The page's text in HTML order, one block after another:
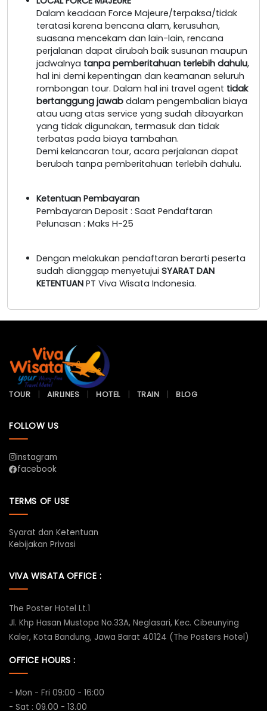
Dalam keadaan Force Majeure/terpaksa/tidak
teratasi karena bencana alam, kerusuhan,
suasana mencekam dan lain-lain, rencana
perjalanan dapat dirubah baik susunan maupun
jadwalnya tanpa pemberitahuan terlebih dahulu,
hal ini demi kepentingan dan keamanan seluruh
rombongan tour. Dalam hal ini travel agent tidak
bertanggung jawab dalam pengembalian biaya
atau uang atas service yang sudah dibayarkan
yang tidak digunakan, termasuk dan tidak
terbatas pada biaya tambahan.
Demi kelancaran tour, acara perjalanan dapat
berubah tanpa pemberitahuan terlebih dahulu.
Ketentuan Pembayaran
Pembayaran Deposit : Saat Pendaftaran
Pelunasan : Maks H-25
Dengan melakukan pendaftaran berarti peserta
sudah dianggap menyetujui SYARAT DAN
KETENTUAN PT Viva Wisata Indonesia.
TOUR AIRLINES HOTEL TRAIN BLOG
FOLLOW US
instagram
facebook
TERMS OF USE
Syarat dan Ketentuan
Kebijakan Privasi
VIVA WISATA OFFICE :
The Poster Hotel Lt.1
Jl. Khp Hasan Mustopa No.33A, Neglasari, Kec. Cibeunying
Kaler, Kota Bandung, Jawa Barat 40124 (The Posters Hotel)
OFFICE HOURS :
- Mon - Fri 09:00 - 16:00
- Sat : 09.00 - 13.00